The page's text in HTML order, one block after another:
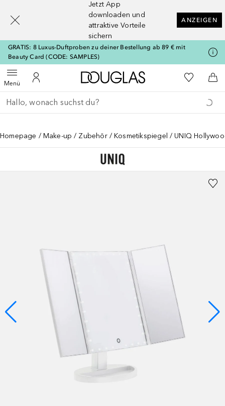
Jetzt App
downloaden und
attraktive Vorteile
sichern
ANZEIGEN
GRATIS: 8 Luxus-Duftproben zu deiner Bestellung ab 89 € mit
Beauty Card (CODE: SAMPLES)
MenüMenü öffnenZu Meinem Kundenkonto
Zur Douglas Startseite
Zu Meiner
Gehe zurück
Suche ausführen
Homepage Make-up Zubehör Kosmetikspiegel UNIQ
[navigation.slideout.screenreader]